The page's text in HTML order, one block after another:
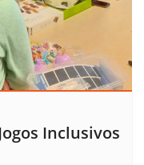
Inclusivos